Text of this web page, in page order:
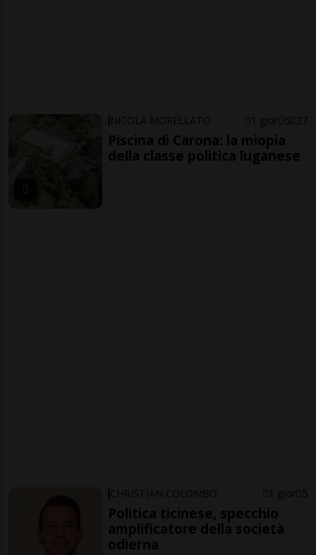
NICOLA MORELLATO 1 gior 6 27
Piscina di Carona: la miopia
della classe politica luganese
CHRISTIAN COLOMBO 1 gior 5
Politica ticinese, specchio
amplificatore della società
odierna